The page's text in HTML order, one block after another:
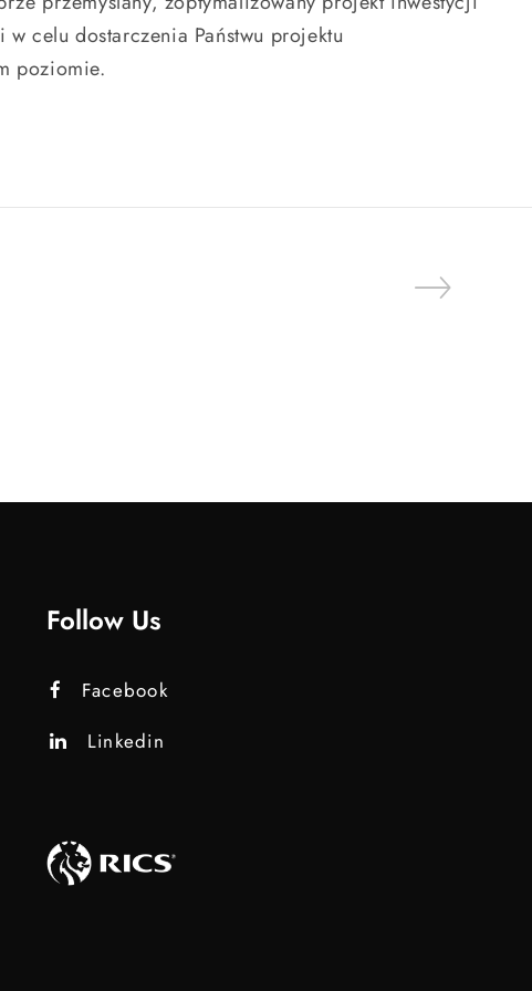
celu dostarczenia Państwu projektu
poziomie.
Follow Us
Facebook
Linkedin